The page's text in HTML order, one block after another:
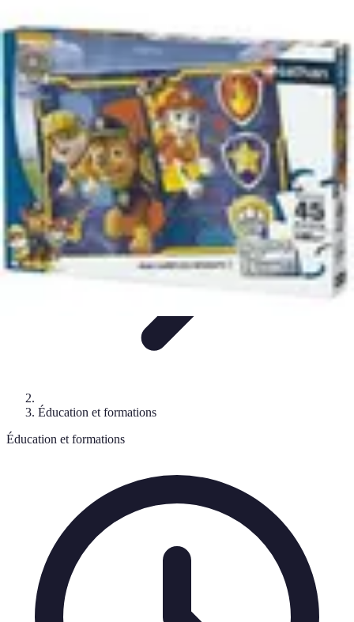
E-LearningGuides &
ConseilsComparatifsCertificationsTechnologies
Campus Savoir
Éducation et formations
Éducation et formations